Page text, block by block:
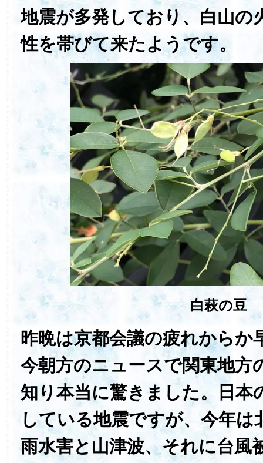
地震が多発しており、白山の
性を帯びて来たようです。
白萩の豆
昨晩は京都会議の疲れからか
今朝方のニュースで関東地方
知り本当に驚きました。日本
している地震ですが、今年は
雨水害と山津波、それに台風